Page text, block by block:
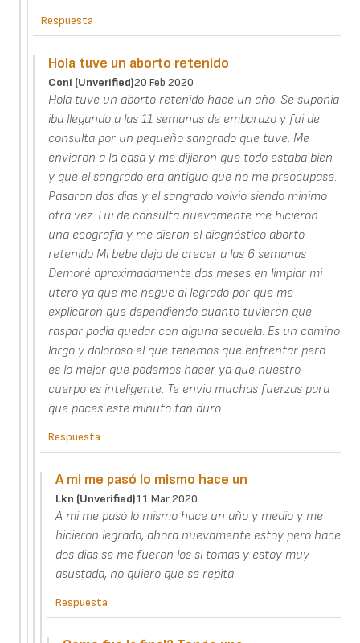
Respuesta
Hola tuve un aborto retenido
Coni (unverified)20 Feb 2020
Hola tuve un aborto retenido hace un año. Se suponia
iba llegando a las 11 semanas de embarazo y fui de
consulta por un pequeño sangrado que tuve. Me
enviaron a la casa y me dijieron que todo estaba bien
y que el sangrado era antiguo que no me preocupase.
Pasaron dos dias y el sangrado volvio siendo minimo
otra vez. Fui de consulta nuevamente me hicieron
una ecografía y me dieron el diagnóstico aborto
retenido Mi bebe dejo de crecer a las 6 semanas
Demoré aproximadamente dos meses en limpiar mi
utero ya que me negue al legrado por que me
explicaron que dependiendo cuanto tuvieran que
raspar podia quedar con alguna secuela. Es un camino
largo y doloroso el que tenemos que enfrentar pero
es lo mejor que podemos hacer ya que nuestro
cuerpo es inteligente. Te envio muchas fuerzas para
que paces este minuto tan duro.
Respuesta
A mi me pasó lo mismo hace un
Lkn (unverified)11 Mar 2020
A mi me pasó lo mismo hace un año y medio y me
hicieron legrado, ahora nuevamente estoy pero hace
dos dias se me fueron los si tomas y estoy muy
asustada, no quiero que se repita.
Respuesta